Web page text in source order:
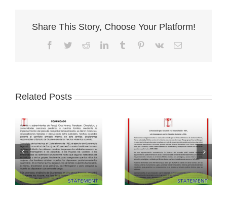
Share This Story, Choose Your Platform!
Facebook
TwitterRedditLinkedInTumblr Pinterest
Vk Email
Related Posts